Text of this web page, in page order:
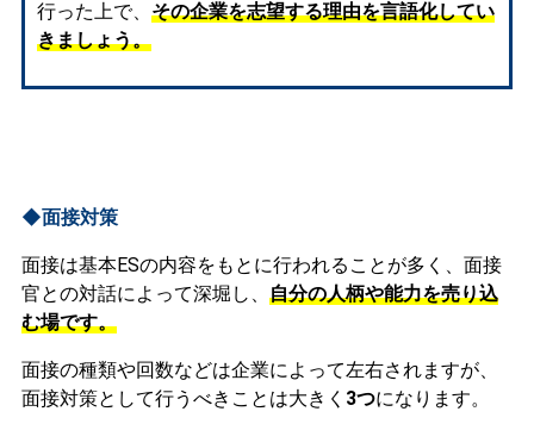
行った上で、 その企業を志望する理由を言語化してい
きましょう。
◆面接対策
面接は基本ESの内容をもとに行われることが多く、面接
官との対話によって深堀し、 自分の人柄や能力を売り込
む場です。
面接の種類や回数などは企業によって左右されますが、
面接対策として行うべきことは大きく 3つになります。